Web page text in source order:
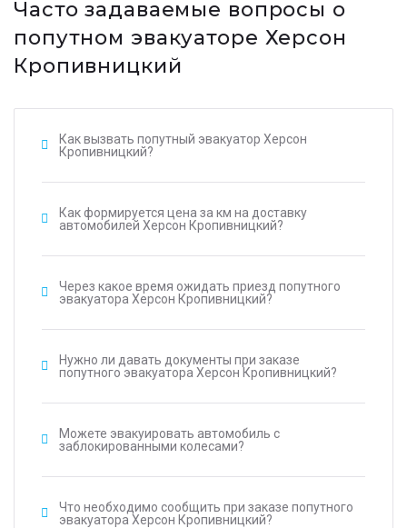
Часто задаваемые вопросы о
попутном эвакуаторе Херсон
Кропивницкий
Как вызвать попутный эвакуатор Херсон
Кропивницкий?
Как формируется цена за км на доставку
автомобилей Херсон Кропивницкий?
Через какое время ожидать приезд попутного
эвакуатора Херсон Кропивницкий?
Нужно ли давать документы при заказе
попутного эвакуатора Херсон Кропивницкий?
Можете эвакуировать автомобиль с
заблокированными колесами?
Что необходимо сообщить при заказе попутного
эвакуатора Херсон Кропивницкий?